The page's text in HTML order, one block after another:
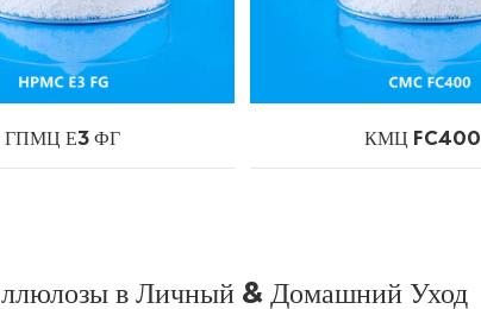
ГПМЦ Е3 ФГ КМЦ FC400
в Личный & Домашний Уход